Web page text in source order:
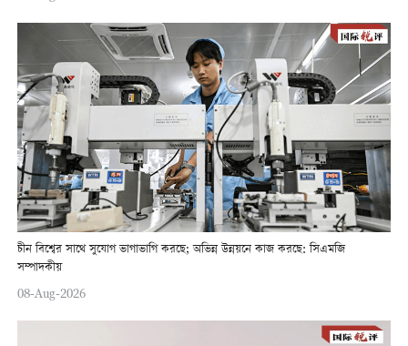
চীন বিশ্বের সাথে সুযোগ ভাগাভাগি করছে; অভিন্ন উন্নয়নে কাজ করছে: সিএমজি
সম্পাদকীয়
08-Aug-2026